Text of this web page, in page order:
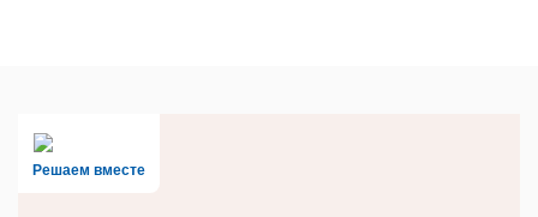
Решаем вместе